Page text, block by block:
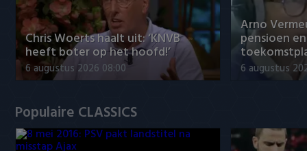
Chris Woerts haalt uit: ‘KNVB
heeft boter op het hoofd!’
6 augustus 2026 08:00
Arno
pensioen
6 augustus
Populaire CLASSICS